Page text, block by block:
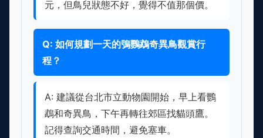
元，但鳥兒狀態不好，覺得不值那個價。
Q: 如何規劃一天的鴞鸚鵡奇異鳥觀賞行
程？
A: 建議從台北市立動物園開始，早上看鸚
鵡和奇異鳥，下午再轉往郊區找貓頭鷹。
記得查詢交通時間，避免塞車。